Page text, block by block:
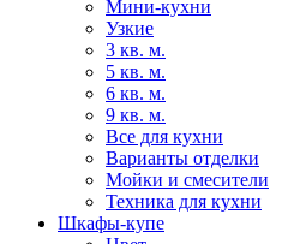
Мини-кухни
Узкие
3 кв. м.
5 кв. м.
6 кв. м.
9 кв. м.
Все для кухни
Варианты отделки
Мойки и смесители
Техника для кухни
Шкафы-купе